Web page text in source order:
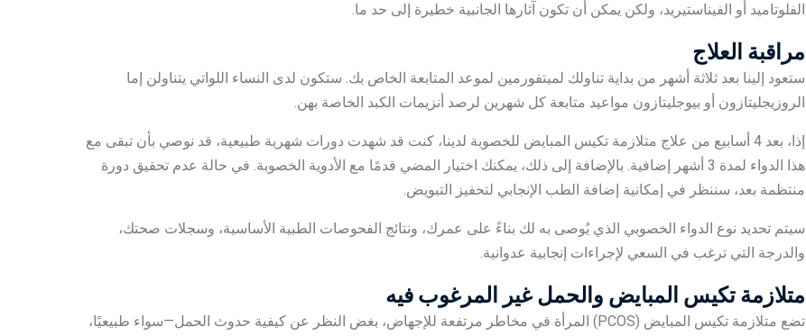
الفلوتاميد أو الفيناستيريد، ولكن يمكن أن تكون آثارها الجانبية خطيرة إلى حد ما.
مراقبة العلاج
ستعود إلينا بعد ثلاثة أشهر من بداية تناولك لميتفورمين لموعد المتابعة الخاص بك. ستكون لدى النساء اللواتي يتناولن إما
الروزيجليتازون أو بيوجليتازون مواعيد متابعة كل شهرين لرصد أنزيمات الكبد الخاصة بهن.
إذا، بعد 4 أسابيع من علاج متلازمة تكيس المبايض للخصوبة لدينا، كنت قد شهدت دورات شهرية طبيعية، قد نوصي بأن تبقى مع
هذا الدواء لمدة 3 أشهر إضافية. بالإضافة إلى ذلك، يمكنك اختيار المضي قدمًا مع الأدوية الخصوبة. في حالة عدم تحقيق دورة
منتظمة بعد، سننظر في إمكانية إضافة الطب الإنجابي لتحفيز التبويض.
سيتم تحديد نوع الدواء الخصوبي الذي يُوصى به لك بناءً على عمرك، ونتائج الفحوصات الطبية الأساسية، وسجلات صحتك،
والدرجة التي ترغب في السعي لإجراءات إنجابية عدوانية.
متلازمة تكيس المبايض والحمل غير المرغوب فيه
تضع متلازمة تكيس المبايض (PCOS) المرأة في مخاطر مرتفعة للإجهاض، بغض النظر عن كيفية حدوث الحمل—سواء طبيعيًا،